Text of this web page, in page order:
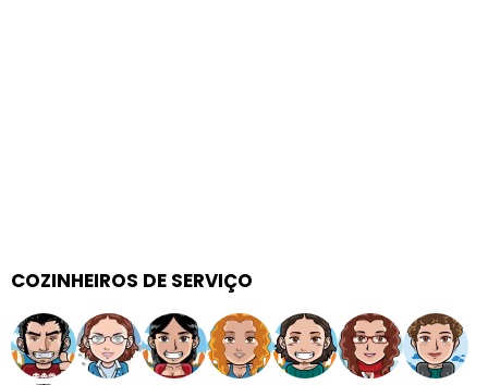
COZINHEIROS DE SERVIÇO